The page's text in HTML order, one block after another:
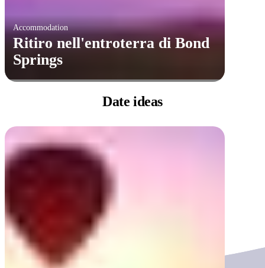
Accommodation
Ritiro nell'entroterra di Bond
Springs
Date ideas